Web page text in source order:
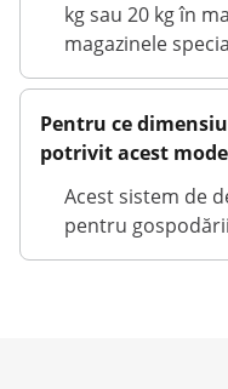
kg sau 20 kg în
magazinele
Pentru ce
potrivit acest
Acest sistem de
pentru